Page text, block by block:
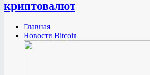
криптовалют
Главная
Новости Bitcoin